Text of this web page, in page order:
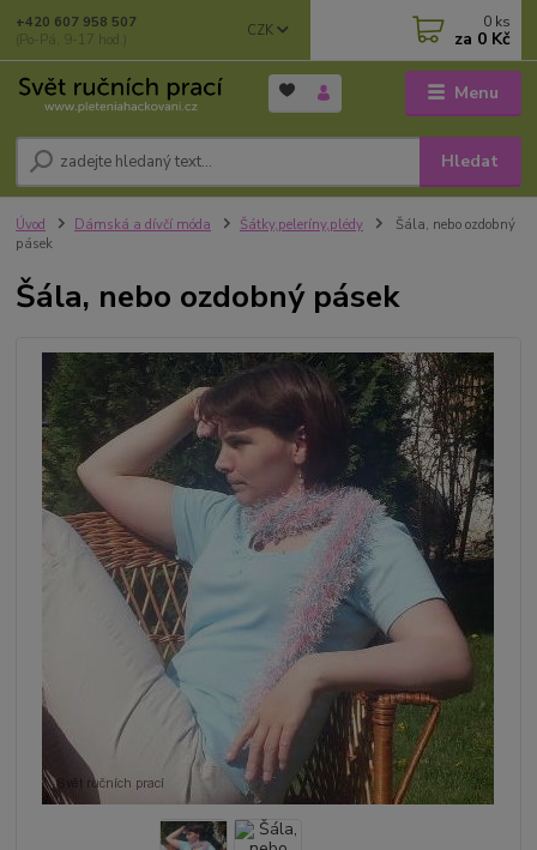
Menu
CZK
Hledat
+420 607 958 507
(Po-Pá, 9-17 hod.)
0 ks
za 0 Kč
Úvod Dámská a dívčí móda Šátky,peleríny,plédy
Šála, nebo ozdobný
pásek
Šála, nebo ozdobný pásek